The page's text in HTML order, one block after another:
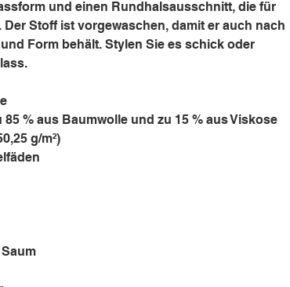
und einen Rundhalsausschnitt, die für
Stoff ist vorgewaschen, damit er auch nach
Form behält. Stylen Sie es schick oder
85 % aus Baumwolle und zu 15 % aus Viskose
g/m²)